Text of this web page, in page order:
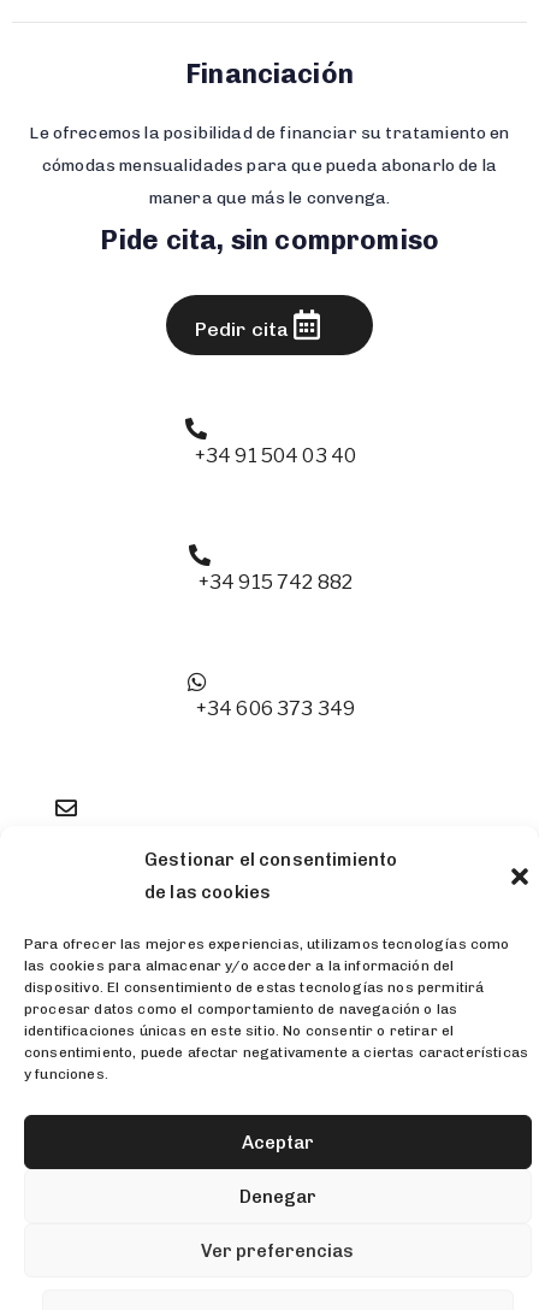
Gestionar el consentimiento
de las cookies
Para ofrecer las mejores experiencias, utilizamos tecnologías como
las cookies para almacenar y/o acceder a la información del
dispositivo. El consentimiento de estas tecnologías nos permitirá
procesar datos como el comportamiento de navegación o las
identificaciones únicas en este sitio. No consentir o retirar el
consentimiento, puede afectar negativamente a ciertas características
y funciones.
Aceptar
Denegar
Ver preferencias
Financiación
Le ofrecemos la posibilidad de financiar su tratamiento en
cómodas mensualidades para que pueda abonarlo de la
manera que más le convenga.
Pide cita, sin compromiso
Pedir cita
+34 91 504 03 40
+34 915 742 882
+34 606 373 349